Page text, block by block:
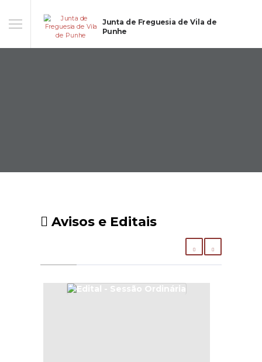
Junta de Freguesia de Vila de
Punhe
Avisos e Editais